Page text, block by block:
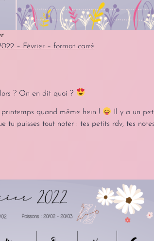
– Février – format carré
? On en dit quoi ?
printemps quand même hein !
Il y a un
puisses tout noter : tes petits rdv, tes